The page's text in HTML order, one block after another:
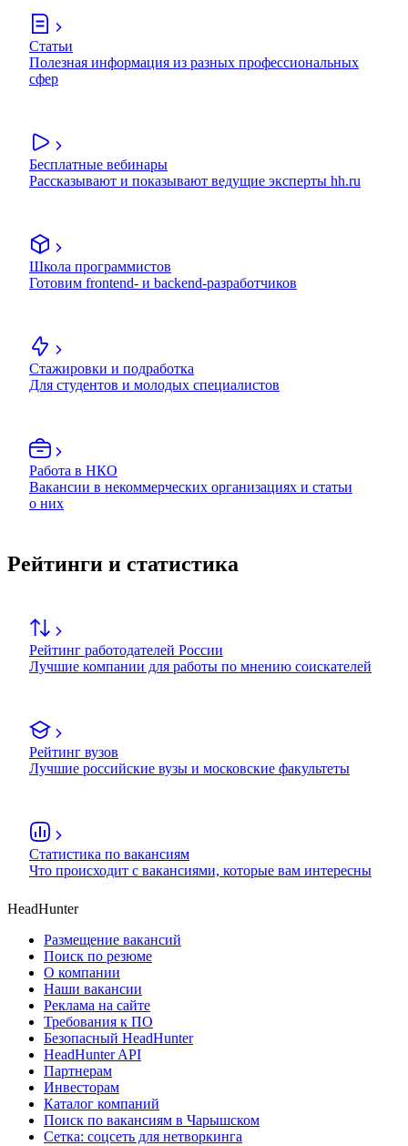
Статьи
Полезная информация из разных профессиональных
сфер
Бесплатные вебинары
Рассказывают и показывают ведущие эксперты hh.ru
Школа программистов
Готовим frontend- и backend-разработчиков
Стажировки и подработка
Для студентов и молодых специалистов
Работа в НКО
Вакансии в некоммерческих организациях и статьи
о них
Рейтинги и статистика
Рейтинг работодателей России
Лучшие компании для работы по мнению соискателей
Рейтинг вузов
Лучшие российские вузы и московские факультеты
Статистика по вакансиям
Что происходит с вакансиями, которые вам интересны
HeadHunter
Размещение вакансий
Поиск по резюме
О компании
Наши вакансии
Реклама на сайте
Требования к ПО
Безопасный HeadHunter
HeadHunter API
Партнерам
Инвесторам
Каталог компаний
Поиск по вакансиям в Чарышском
Сетка: соцсеть для нетворкинга